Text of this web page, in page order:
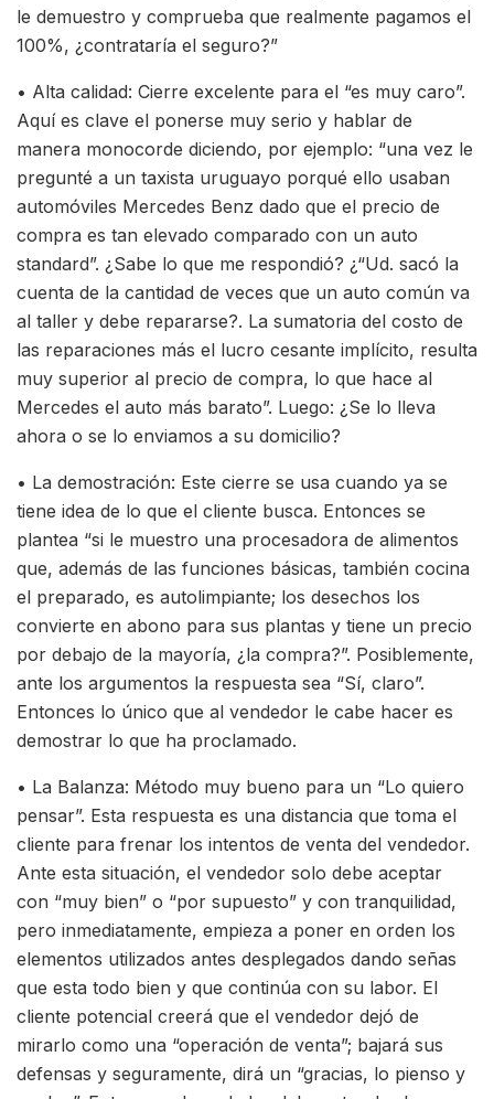
le demuestro y comprueba que realmente pagamos el
100%, ¿contrataría el seguro?”
• Alta calidad: Cierre excelente para el “es muy caro”.
Aquí es clave el ponerse muy serio y hablar de
manera monocorde diciendo, por ejemplo: “una vez le
pregunté a un taxista uruguayo porqué ello usaban
automóviles Mercedes Benz dado que el precio de
compra es tan elevado comparado con un auto
standard”. ¿Sabe lo que me respondió? ¿“Ud. sacó la
cuenta de la cantidad de veces que un auto común va
al taller y debe repararse?. La sumatoria del costo de
las reparaciones más el lucro cesante implícito, resulta
muy superior al precio de compra, lo que hace al
Mercedes el auto más barato”. Luego: ¿Se lo lleva
ahora o se lo enviamos a su domicilio?
• La demostración: Este cierre se usa cuando ya se
tiene idea de lo que el cliente busca. Entonces se
plantea “si le muestro una procesadora de alimentos
que, además de las funciones básicas, también cocina
el preparado, es autolimpiante; los desechos los
convierte en abono para sus plantas y tiene un precio
por debajo de la mayoría, ¿la compra?”. Posiblemente,
ante los argumentos la respuesta sea “Sí, claro”.
Entonces lo único que al vendedor le cabe hacer es
demostrar lo que ha proclamado.
• La Balanza: Método muy bueno para un “Lo quiero
pensar”. Esta respuesta es una distancia que toma el
cliente para frenar los intentos de venta del vendedor.
Ante esta situación, el vendedor solo debe aceptar
con “muy bien” o “por supuesto” y con tranquilidad,
pero inmediatamente, empieza a poner en orden los
elementos utilizados antes desplegados dando señas
que esta todo bien y que continúa con su labor. El
cliente potencial creerá que el vendedor dejó de
mirarlo como una “operación de venta”; bajará sus
defensas y seguramente, dirá un “gracias, lo pienso y